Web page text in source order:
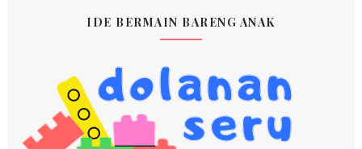
IDE BERMAIN BARENG ANAK